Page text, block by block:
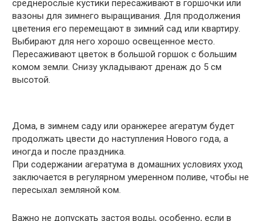
среднерослые кустики пересаживают в горшочки или
вазоны для зимнего выращивания. Для продолжения
цветения его перемещают в зимний сад или квартиру.
Выбирают для него хорошо освещенное место.
Пересаживают цветок в большой горшок с большим
комом земли. Снизу укладывают дренаж до 5 см
высотой.
Дома, в зимнем саду или оранжерее агератум будет
продолжать цвести до наступления Нового года, а
иногда и после праздника.
При содержании агератума в домашних условиях уход
заключается в регулярном умеренном поливе, чтобы не
пересыхал земляной ком.
Важно не допускать застоя воды, особенно, если в